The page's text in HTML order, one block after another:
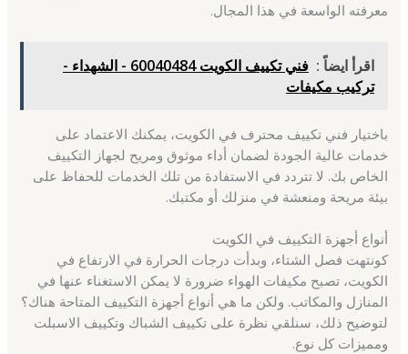
معرفته الواسعة في هذا المجال.
اقرأ ايضاً :
فني تكييف الكويت 60040484 - الشهداء -
تركيب مكيفات
باختيار فني تكييف محترف في الكويت، يمكنك الاعتماد على
خدمات عالية الجودة لضمان أداء موثوق ومريح لجهاز التكييف
الخاص بك. لا تتردد في الاستفادة من تلك الخدمات للحفاظ على
بيئة مريحة ومنعشة في منزلك أو مكتبك.
أنواع أجهزة التكييف في الكويت
كونتهت فصل الشتاء، وبدأت درجات الحرارة في الارتفاع في
الكويت، تصبح مكيفات الهواء ضرورة لا يمكن الاستغناء عنها في
المنازل والمكاتب. ولكن ما هي أنواع أجهزة التكييف المتاحة هناك؟
لتوضيح ذلك، سنلقي نظرة على تكييف الشباك وتكييف الاسبلت
ومميزات كل نوع.